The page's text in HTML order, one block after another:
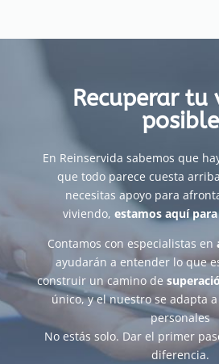
Recuperar tu
posible
En Reinservida sabemos que
que todo parece cuesta
necesitas apoyo para
viviendo, estamos aquí
Contamos con especialistas en
ayudarán a entender lo que
construir un camino de
único, y el nuestro se adapta
personales
No estás solo. Dar el primer
diferencia.